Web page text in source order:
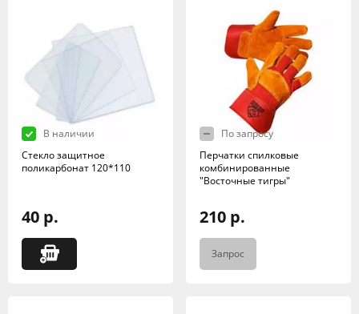
В наличии
Стекло защитное
поликарбонат 120*110
40 р.
По запросу
Перчатки спилковые
комбинированные
"Восточные тигры"
210 р.
Запрос